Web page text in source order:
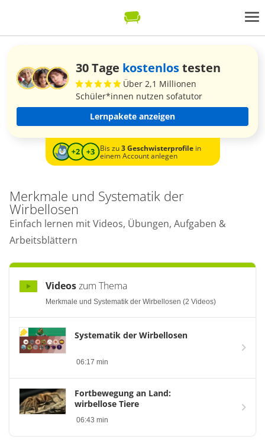
30 Tage kostenlostesten
Über 2,1 Millionen
Schüler*innen nutzen sofatutor
Lernpakete anzeigen
Bis zu3 Geschwisterprofilein
einem Account anlegen
Merkmale und Systematik der
Wirbellosen
Einfach lernen mit Videos, Übungen, Aufgaben &
Arbeitsblättern
Videoszum Thema
Merkmale und Systematik der Wirbellosen (2 Videos)
Systematik der Wirbellosen
06:17 min
Fortbewegung an Land:
wirbellose Tiere
06:43 min